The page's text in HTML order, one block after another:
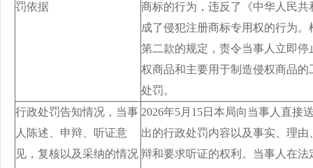
罚依据
商标的行为，违反了《中华人民
成了侵犯注册商标专用权的行为
第二款的规定，责令当事人立即
权商品和主要用于制造侵权商品
处罚。
行政处罚告知情况，当事
人陈述、申辩、听证意
见，复核以及采纳的情况
2026年5月15日本局向当事人直接
出的行政处罚内容以及事实、理
辩和要求听证的权利。当事人在